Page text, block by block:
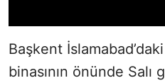
Başkent
binasının önünde